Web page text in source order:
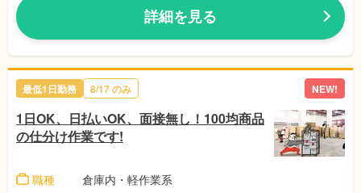
詳細を見る
最低1日勤務 8/17 のみ NEW!
1日OK、日払いOK、面接無し！100均商品
の仕分け作業です!
職種
倉庫内・軽作業系